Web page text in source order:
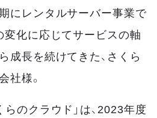
にレンタルサーバー事業で
変化に応じてサービスの軸
成長を続けてきた、さくら
社様。
のクラウド」は、2023年度